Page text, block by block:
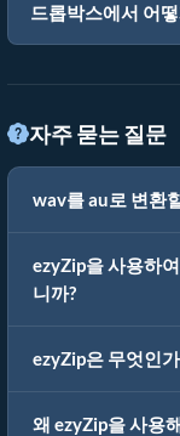
드롭박스에서 어
자주 묻는 질문
wav를 au로 변환
ezyZip을 사용하
니까?
ezyZip은 무엇인
왜 ezyZip을 사용